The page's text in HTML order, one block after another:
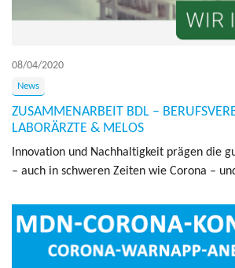
08/04/2020
News
ZUSAMMENARBEIT BDL –
LABORÄRZTE & MELOS
In­no­va­tion und Nach­haltigkeit prägen die
– auch in schw­eren Zeiten wie Corona –